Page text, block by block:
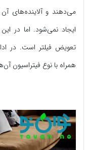
می‌دهند و آلاینده‌های
ایجاد نمی‌شود. اما در
تعویض فیلتر است. در
همراه با نوع فیتراسیون